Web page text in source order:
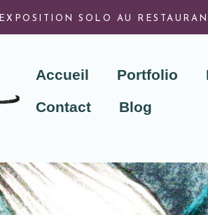
EXPOSITION SOLO AU
Accueil Portfolio
Contact
Blog